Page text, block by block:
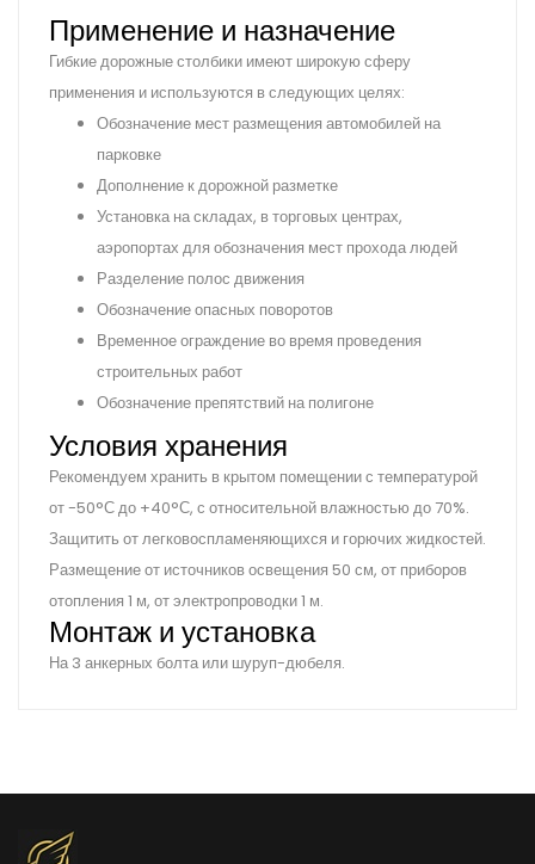
Применение и назначение
Гибкие дорожные столбики имеют широкую сферу
применения и используются в следующих целях:
Обозначение мест размещения автомобилей на
парковке
Дополнение к дорожной разметке
Установка на складах, в торговых центрах,
аэропортах для обозначения мест прохода людей
Разделение полос движения
Обозначение опасных поворотов
Временное ограждение во время проведения
строительных работ
Обозначение препятствий на полигоне
Условия хранения
Рекомендуем хранить в крытом помещении с температурой
от -50°С до +40°С, с относительной влажностью до 70%.
Защитить от легковоспламеняющихся и горючих жидкостей.
Размещение от источников освещения 50 см, от приборов
отопления 1 м, от электропроводки 1 м.
Монтаж и установка
На 3 анкерных болта или шуруп-дюбеля.